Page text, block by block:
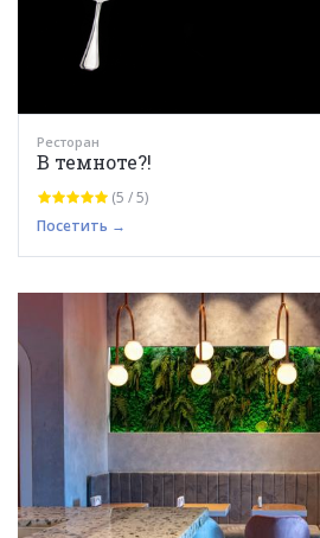
Ресторан
В темноте?!
(5 / 5)
Посетить →